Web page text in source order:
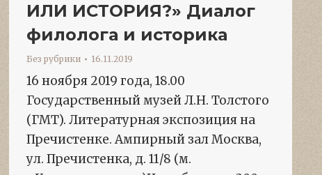
ИЛИ ИСТОРИЯ?» Диалог
филолога и историка
Без рубрики 16.11.2019
16 ноября 2019 года, 18.00
Государственный музей Л.Н. Толстого
(ГМТ). Литературная экспозиция на
Пречистенке. Ампирный зал Москва,
ул. Пречистенка, д. 11/8 (м.